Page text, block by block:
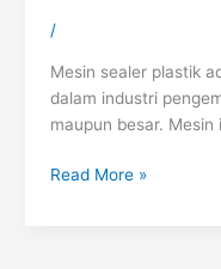
/
Mesin sealer plastik
dalam industri
maupun besar.
Read More »